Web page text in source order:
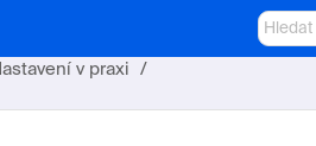
v praxi